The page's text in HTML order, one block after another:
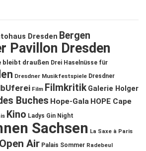
Dresden Bergen
Pavillon Dresden
bleibt draußen Drei Haselnüsse für
Dresdner Musikfestspiele Dresdner
Film Filmkritik Galerie Holger
Buches Hope-Gala HOPE Cape
Kino Ladys Gin Night
Sachsen La Saxe à Paris
Open Air Palais Sommer Radebeul